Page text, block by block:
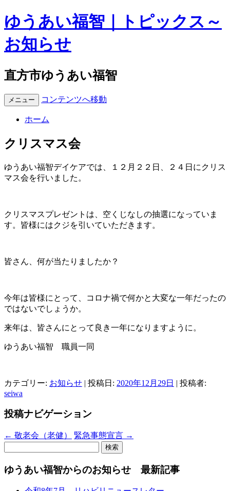
ゆうあい福智｜トピックス～
お知らせ
直方市ゆうあい福智
メニュー コンテンツへ移動
ホーム
クリスマス会
ゆうあい福智デイケアでは、１２月２２日、２４日にクリス
マス会を行いました。
クリスマスプレゼントは、空くじなしの抽選になっていま
す。皆様にはクジを引いていただきます。
皆さん、何が当たりましたか？
今年は皆様にとって、コロナ禍で何かと大変な一年だったの
ではないでしょうか。
来年は、皆さんにとって良き一年になりますように。
ゆうあい福智 職員一同
カテゴリー: お知らせ | 投稿日: 2020年12月29日 | 投稿者:
seiwa
投稿ナビゲーション
← 敬老会（老健） 緊急事態宣言 →
ゆうあい福智からのお知らせ 最新記事